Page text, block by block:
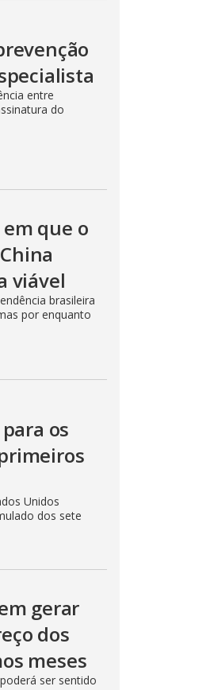
entre
do
que o
viável
brasileira
por enquanto
os
Unidos
dos sete
gerar
dos
meses
ser sentido